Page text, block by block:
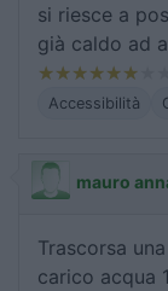
si riesce a
già caldo ad
Accessibilità
mauro
Trascorsa
carico acqua